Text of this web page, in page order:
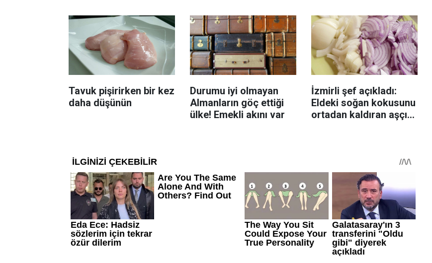
Tavuk pişirirken bir kez
daha düşünün
Durumu iyi olmayan
Almanların göç ettiği
ülke! Emekli akını var
İzmirli şef açıkladı:
Eldeki soğan kokusunu
ortadan kaldıran aşçı